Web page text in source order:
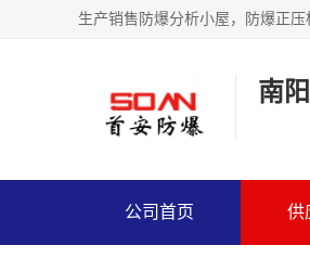
生产销售防爆分析小屋，防爆正
南
公司首页 供